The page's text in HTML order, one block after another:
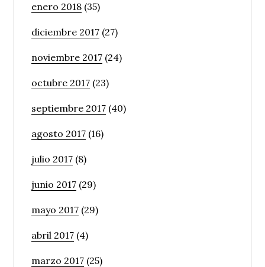
enero 2018 (35)
diciembre 2017 (27)
noviembre 2017 (24)
octubre 2017 (23)
septiembre 2017 (40)
agosto 2017 (16)
julio 2017 (8)
junio 2017 (29)
mayo 2017 (29)
abril 2017 (4)
marzo 2017 (25)